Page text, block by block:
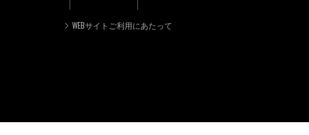
WEBサイトご利用にあたって